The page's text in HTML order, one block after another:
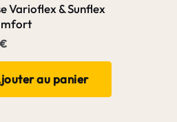
Varioflex & Sunflex
€
au panier